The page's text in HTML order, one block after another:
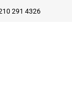
291 4326